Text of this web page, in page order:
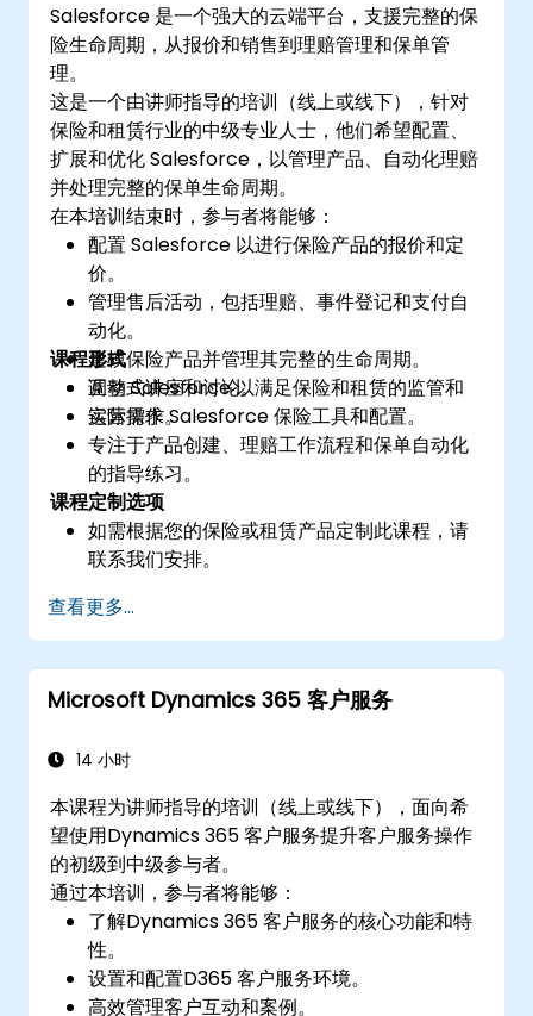
Salesforce 是一个强大的云端平台，支援完整的保
险生命周期，从报价和销售到理赔管理和保单管
理。
这是一个由讲师指导的培训（线上或线下），针对
保险和租赁行业的中级专业人士，他们希望配置、
扩展和优化 Salesforce，以管理产品、自动化理赔
并处理完整的保单生命周期。
在本培训结束时，参与者将能够：
配置 Salesforce 以进行保险产品的报价和定
价。
管理售后活动，包括理赔、事件登记和支付自
动化。
建模保险产品并管理其完整的生命周期。
调整 Salesforce 以满足保险和租赁的监管和
运营需求。
课程形式
互动式讲座和讨论。
实际操作 Salesforce 保险工具和配置。
专注于产品创建、理赔工作流程和保单自动化
的指导练习。
课程定制选项
如需根据您的保险或租赁产品定制此课程，请
联系我们安排。
查看更多...
Microsoft Dynamics 365 客户服务
14 小时
本课程为讲师指导的培训（线上或线下），面向希
望使用Dynamics 365 客户服务提升客户服务操作
的初级到中级参与者。
通过本培训，参与者将能够：
了解Dynamics 365 客户服务的核心功能和特
性。
设置和配置D365 客户服务环境。
高效管理客户互动和案例。